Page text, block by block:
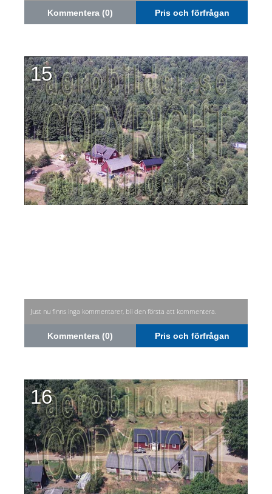
Kommentera (0) Pris och förfrågan
15
Just nu finns inga kommentarer, bli den första att kommentera.
Kommentera (0) Pris och förfrågan
16